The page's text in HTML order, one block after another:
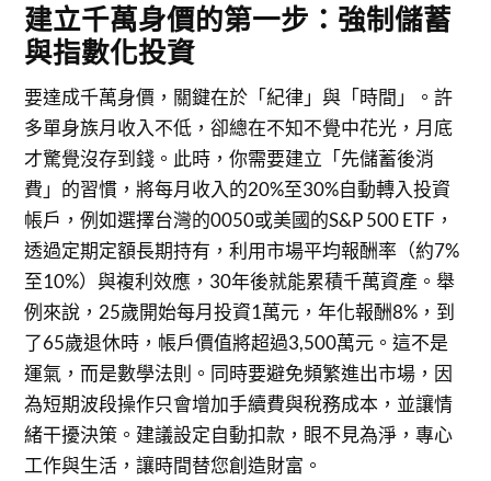
建立千萬身價的第一步：強制儲蓄
與指數化投資
要達成千萬身價，關鍵在於「紀律」與「時間」。許
多單身族月收入不低，卻總在不知不覺中花光，月底
才驚覺沒存到錢。此時，你需要建立「先儲蓄後消
費」的習慣，將每月收入的20%至30%自動轉入投資
帳戶，例如選擇台灣的0050或美國的S&P 500 ETF，
透過定期定額長期持有，利用市場平均報酬率（約7%
至10%）與複利效應，30年後就能累積千萬資產。舉
例來說，25歲開始每月投資1萬元，年化報酬8%，到
了65歲退休時，帳戶價值將超過3,500萬元。這不是
運氣，而是數學法則。同時要避免頻繁進出市場，因
為短期波段操作只會增加手續費與稅務成本，並讓情
緒干擾決策。建議設定自動扣款，眼不見為淨，專心
工作與生活，讓時間替您創造財富。